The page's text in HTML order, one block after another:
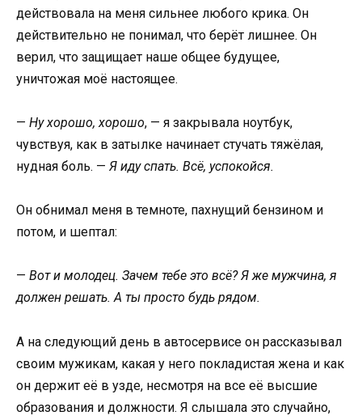
действовала на меня сильнее любого крика. Он
действительно не понимал, что берёт лишнее. Он
верил, что защищает наше общее будущее,
уничтожая моё настоящее.
— Ну хорошо, хорошо, — я закрывала ноутбук,
чувствуя, как в затылке начинает стучать тяжёлая,
нудная боль. — Я иду спать. Всё, успокойся.
Он обнимал меня в темноте, пахнущий бензином и
потом, и шептал:
— Вот и молодец. Зачем тебе это всё? Я же мужчина, я
должен решать. А ты просто будь рядом.
А на следующий день в автосервисе он рассказывал
своим мужикам, какая у него покладистая жена и как
он держит её в узде, несмотря на все её высшие
образования и должности. Я слышала это случайно,